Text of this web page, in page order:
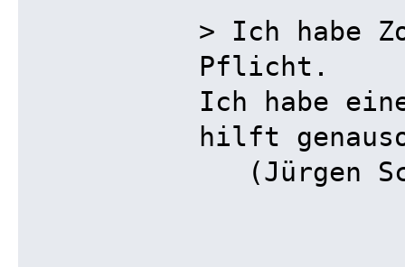
> Ich habe
Pflicht.
Ich habe
hilft
(Jürgen